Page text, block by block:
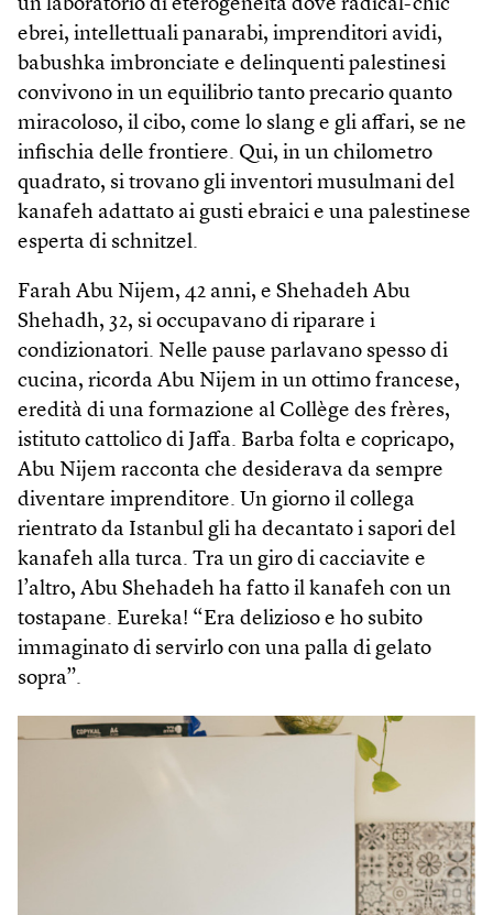
un laboratorio di eterogeneità dove radical-chic
ebrei, intellettuali panarabi, imprenditori avidi,
babushka imbronciate e delinquenti palestinesi
convivono in un equilibrio tanto precario quanto
miracoloso, il cibo, come lo slang e gli affari, se ne
infischia delle frontiere. Qui, in un chilometro
quadrato, si trovano gli inventori musulmani del
kanafeh adattato ai gusti ebraici e una palestinese
esperta di schnitzel.
Farah Abu Nijem, 42 anni, e Shehadeh Abu
Shehadh, 32, si occupavano di riparare i
condizionatori. Nelle pause parlavano spesso di
cucina, ricorda Abu Nijem in un ottimo francese,
eredità di una formazione al Collège des frères,
istituto cattolico di Jaffa. Barba folta e copricapo,
Abu Nijem racconta che desiderava da sempre
diventare imprenditore. Un giorno il collega
rientrato da Istanbul gli ha decantato i sapori del
kanafeh alla turca. Tra un giro di cacciavite e
l’altro, Abu Shehadeh ha fatto il kanafeh con un
tostapane. Eureka! “Era delizioso e ho subito
immaginato di servirlo con una palla di gelato
sopra”.